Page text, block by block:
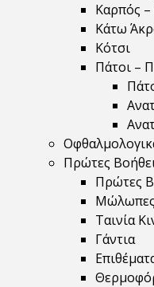
Καρπός
Κάτω
Κότσι
Πάτοι –
Πρώτες
Πρώτες
Μώλωπες
Ταινία
Γάντια